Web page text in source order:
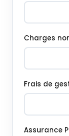
Charges
Frais de
Assurance